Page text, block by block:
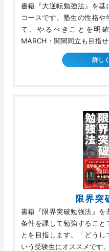
書籍『大逆転勉強法』を基
コースです。塾生の性格
て、やるべきことを明
MARCH・関関同立も目指せ
詳し
限界突
書籍『限界突破勉強法』
条件を課して勉強すること
とを目指します。「どう
いう受験生にオススメです。